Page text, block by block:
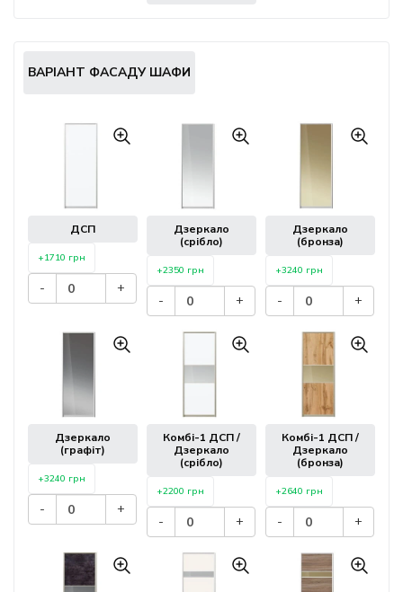
ВАРІАНТ ФАСАДУ ШАФИ
ДСП
+1710 грн
- +
Дзеркало
(срібло)
+2350 грн
- +
Дзеркало
(бронза)
+3240 грн
- +
Дзеркало
(графіт)
+3240 грн
- +
Комбі-1 ДСП /
Дзеркало
(срібло)
+2200 грн
- +
Комбі-1 ДСП /
Дзеркало
(бронза)
+2640 грн
- +